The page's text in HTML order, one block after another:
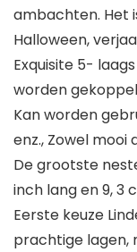
ambachten. Het
Halloween,
Exquisite 5-
worden
Kan worden
enz., Zowel
De grootste
inch lang en 9, 3
Eerste keuze
prachtige lagen,